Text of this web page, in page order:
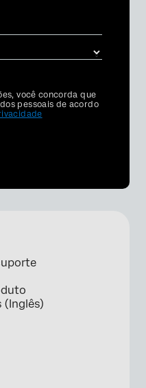
você concorda que
pessoais de acordo
(Inglês)